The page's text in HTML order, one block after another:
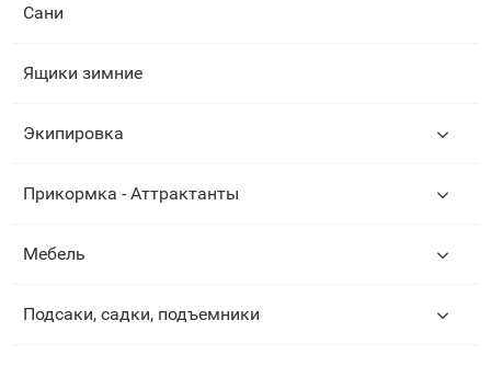
Сани
Ящики зимние
Экипировка
Прикормка - Аттрактанты
Мебель
Подсаки, садки, подъемники